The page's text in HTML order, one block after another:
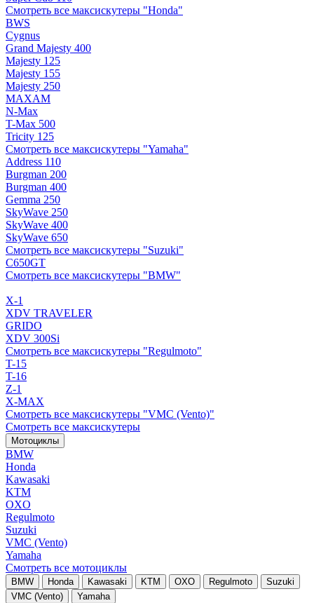
Смотреть все максискутеры "Honda"
BWS
Cygnus
Grand Majesty 400
Majesty 125
Majesty 155
Majesty 250
MAXAM
N-Max
T-Max 500
Tricity 125
Смотреть все максискутеры "Yamaha"
Address 110
Burgman 200
Burgman 400
Gemma 250
SkyWave 250
SkyWave 400
SkyWave 650
Смотреть все максискутеры "Suzuki"
C650GT
Смотреть все максискутеры "BMW"
X-1
XDV TRAVELER
GRIDO
XDV 300Si
Смотреть все максискутеры "Regulmoto"
T-15
T-16
Z-1
X-MAX
Смотреть все максискутеры "VMC (Vento)"
Смотреть все максискутеры
Мотоциклы
BMW
Honda
Kawasaki
KTM
OXO
Regulmoto
Suzuki
VMC (Vento)
Yamaha
Смотреть все мотоциклы
BMW Honda Kawasaki KTM OXO Regulmoto
Suzuki
VMC (Vento)
Yamaha